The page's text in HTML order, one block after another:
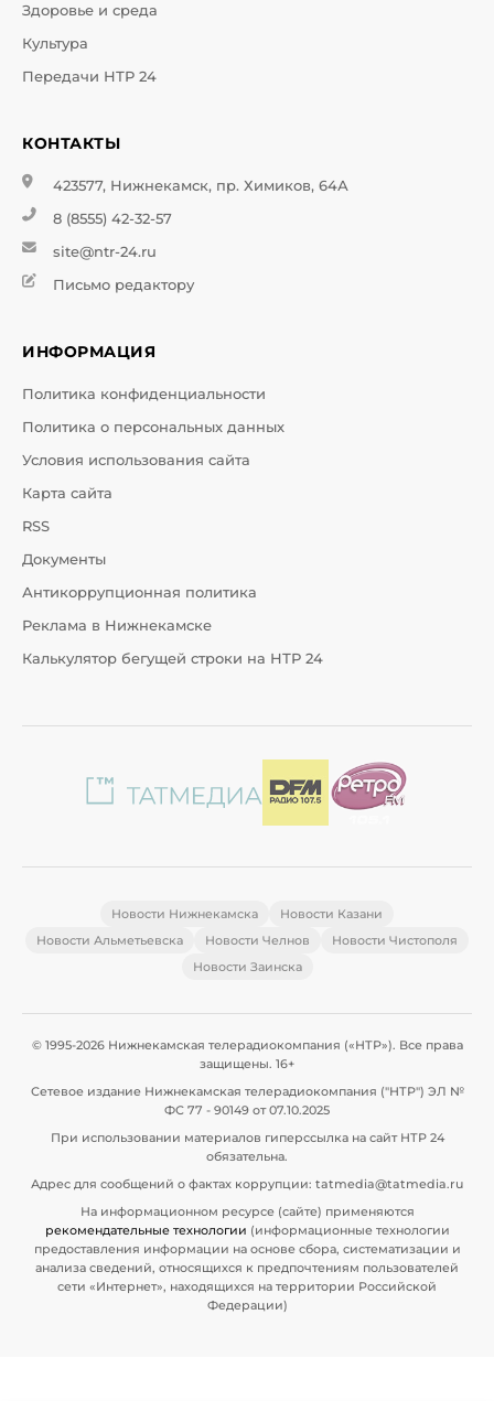
Здоровье и среда
Культура
Передачи НТР 24
КОНТАКТЫ
423577, Нижнекамск, пр. Химиков, 64А
8 (8555) 42-32-57
site@ntr-24.ru
Письмо редактору
ИНФОРМАЦИЯ
Политика конфиденциальности
Политика о персональных данных
Условия использования сайта
Карта сайта
RSS
Документы
Антикоррупционная политика
Реклама в Нижнекамске
Калькулятор бегущей строки на НТР 24
Новости Нижнекамска
Новости Казани
Новости Альметьевска
Новости Челнов
Новости Чистополя
Новости Заинска
© 1995-2026 Нижнекамская телерадиокомпания («НТР»). Все права
защищены. 16+
Сетевое издание Нижнекамская телерадиокомпания ("НТР") ЭЛ №
ФС 77 - 90149 от 07.10.2025
При использовании материалов гиперссылка на сайт НТР 24
обязательна.
Адрес для сообщений о фактах коррупции: tatmedia@tatmedia.ru
На информационном ресурсе (сайте) применяются
рекомендательные технологии (информационные технологии
предоставления информации на основе сбора, систематизации и
анализа сведений, относящихся к предпочтениям пользователей
сети «Интернет», находящихся на территории Российской
Федерации)